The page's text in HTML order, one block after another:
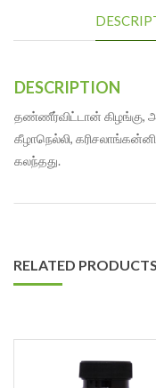
DESCRIPTION
தண்ணீர்விட்டான் கிழங்கு,
கீழாநெல்லி,
கலந்தது.
RELATED PRODUCTS